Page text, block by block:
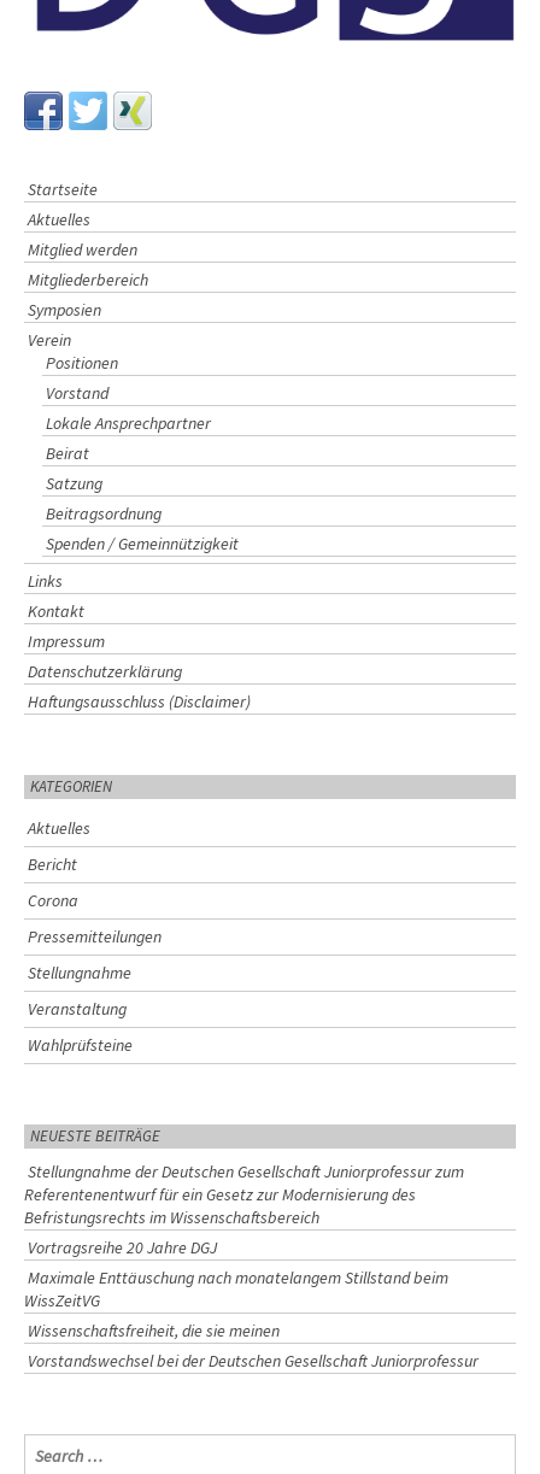
i
o
Startseite
Aktuelles
Mitglied werden
Mitgliederbereich
Symposien
Verein
Positionen
Vorstand
Lokale Ansprechpartner
Beirat
Satzung
Beitragsordnung
Spenden / Gemeinnützigkeit
Links
Kontakt
Impressum
Datenschutzerklärung
Haftungsausschluss (Disclaimer)
KATEGORIEN
Aktuelles
Bericht
Corona
Pressemitteilungen
Stellungnahme
Veranstaltung
Wahlprüfsteine
NEUESTE BEITRÄGE
Stellungnahme der Deutschen Gesellschaft Juniorprofessur zum
Referentenentwurf für ein Gesetz zur Modernisierung des
Befristungsrechts im Wissenschaftsbereich
Vortragsreihe 20 Jahre DGJ
Maximale Enttäuschung nach monatelangem Stillstand beim
WissZeitVG
Wissenschaftsfreiheit, die sie meinen
Vorstandswechsel bei der Deutschen Gesellschaft Juniorprofessur